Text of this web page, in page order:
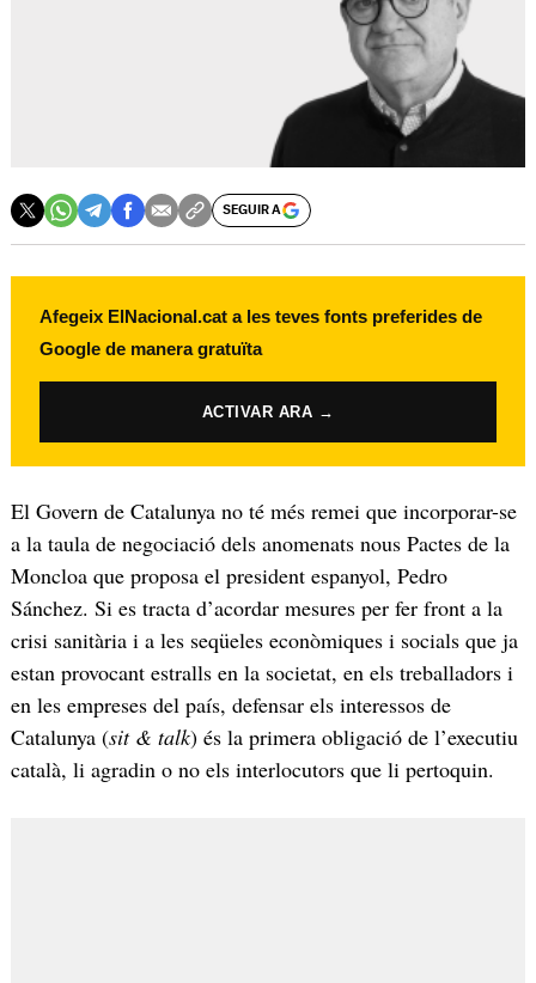
SEGUIR A
Afegeix ElNacional.cat a les teves fonts preferides de
Google de manera gratuïta
ACTIVAR ARA →
El Govern de Catalunya no té més remei que incorporar-se
a la taula de negociació dels anomenats nous Pactes de la
Moncloa que proposa el president espanyol, Pedro
Sánchez. Si es tracta d’acordar mesures per fer front a la
crisi sanitària i a les seqüeles econòmiques i socials que ja
estan provocant estralls en la societat, en els treballadors i
en les empreses del país, defensar els interessos de
Catalunya (sit & talk) és la primera obligació de l’executiu
català, li agradin o no els interlocutors que li pertoquin.